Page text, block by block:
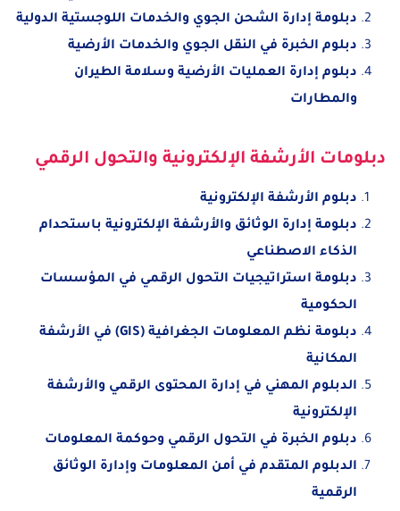
دبلومة إدارة الشحن الجوي والخدمات اللوجستية الدولية
دبلوم الخبرة في النقل الجوي والخدمات الأرضية
دبلوم إدارة العمليات الأرضية وسلامة الطيران
والمطارات
دبلومات الأرشفة الإلكترونية والتحول الرقمي
دبلوم الأرشفة الإلكترونية
دبلومة إدارة الوثائق والأرشفة الإلكترونية باستحدام
الذكاء الاصطناعي
دبلومة استراتيجيات التحول الرقمي في المؤسسات
الحكومية
دبلومة نظم المعلومات الجغرافية (GIS) في الأرشفة
المكانية
الدبلوم المهني في إدارة المحتوى الرقمي والأرشفة
الإلكترونية
دبلوم الخبرة في التحول الرقمي وحوكمة المعلومات
الدبلوم المتقدم في أمن المعلومات وإدارة الوثائق
الرقمية